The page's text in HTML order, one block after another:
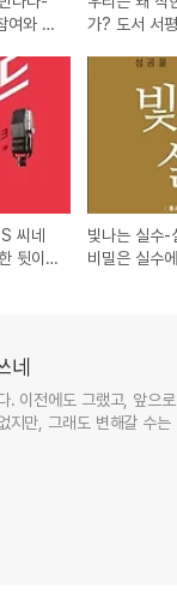
여와 동
가? 도서 서
씨네
뒷이
빛나는 실수-
비밀은 실수
네
. 이전에도 그랬고, 앞으
지만, 그래도 변해갈 수는